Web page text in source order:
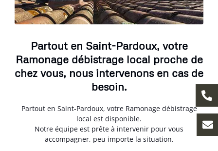
Partout en Saint-Pardoux, votre
Ramonage débistrage local proche de
chez vous, nous intervenons en cas de
besoin.
Partout en Saint-Pardoux, votre Ramonage débistrage
local est disponible.
Notre équipe est prête à intervenir pour vous
accompagner, peu importe la situation.